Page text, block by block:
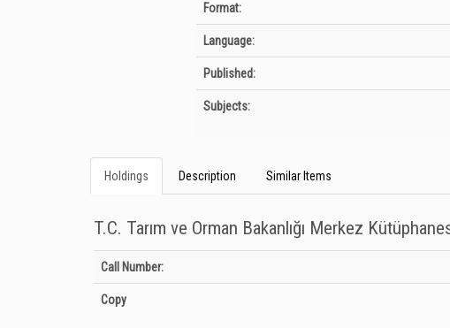
Format:
Language:
Published:
Subjects:
Holdings Description Similar Items
T.C. Tarım ve Orman Bakanlığı Merkez
Holdings details from T.C. Tarım ve Orman Bakanlığı Merkez
Call Number:
Copy